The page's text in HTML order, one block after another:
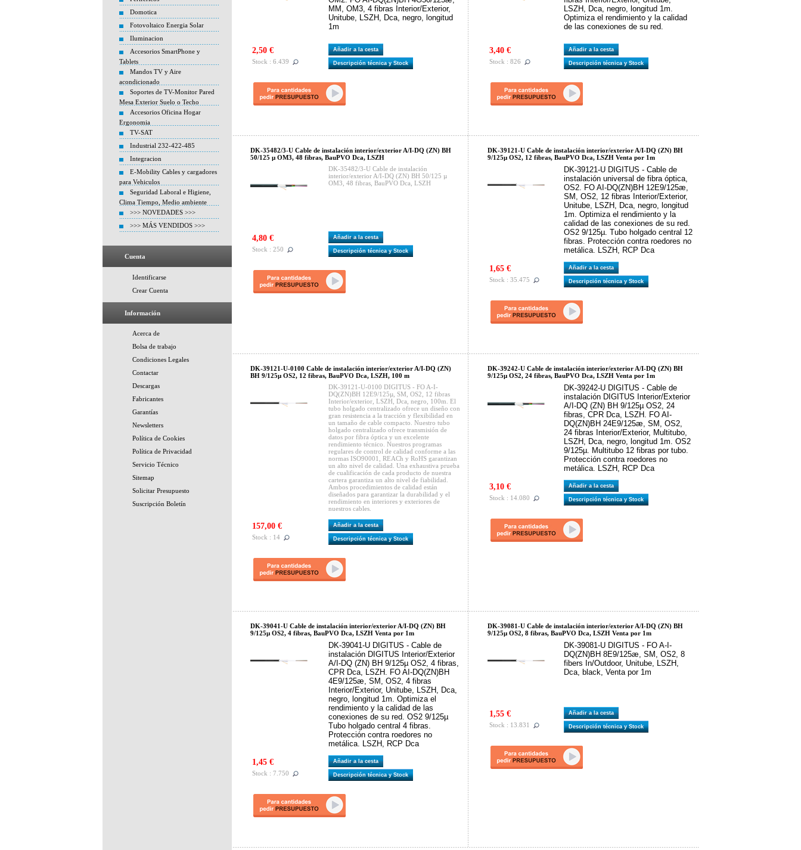
Domotica
Fotovoltaico Energia Solar
Iluminacion
Accesorios SmartPhone y
Tablets
Mandos TV y Aire
acondicionado
Soportes de TV-Monitor Pared
Mesa Exterior Suelo o Techo
Accesorios Oficina Hogar
Ergonomia
TV-SAT
Industrial 232-422-485
Integracion
E-Mobility Cables y cargadores
para Vehiculos
Seguridad Laboral e Higiene,
Clima Tiempo, Medio ambiente
>>> NOVEDADES >>>
>>> MÁS VENDIDOS >>>
Cuenta
Identificarse
Crear Cuenta
Información
Acerca de
Bolsa de trabajo
Condiciones Legales
Contactar
Descargas
Fabricantes
Garantías
Newsletters
Política de Cookies
Política de Privacidad
Servicio Técnico
Sitemap
Solicitar Presupuesto
Suscripción Boletín
MM, OM3, 4 fibras Interior/Exterior,
Unitube, LSZH, Dca, negro, longitud
1m
2,50 €
Stock : 6.439
Añadir a la cesta
Descripción técnica y Stock
LSZH, Dca, negro, longitud 1m.
Optimiza el rendimiento y la calidad
de las conexiones de su red.
3,40 €
Stock : 826
Añadir a la cesta
Descripción técnica y Stock
DK-35482/3-U Cable de instalación interior/exterior A/I-DQ (ZN) BH
50/125 µ OM3, 48 fibras, BauPVO Dca, LSZH
DK-35482/3-U Cable de instalación
interior/exterior A/I-DQ (ZN) BH 50/125 µ
OM3, 48 fibras, BauPVO Dca, LSZH
4,80 €
Stock : 250
Añadir a la cesta
Descripción técnica y Stock
DK-39121-U Cable de instalación interior/exterior A/I-DQ (ZN) BH
9/125µ OS2, 12 fibras, BauPVO Dca, LSZH Venta por 1m
DK-39121-U DIGITUS - Cable de
instalación universal de fibra óptica,
OS2. FO AI-DQ(ZN)BH 12E9/125æ,
SM, OS2, 12 fibras Interior/Exterior,
Unitube, LSZH, Dca, negro, longitud
1m. Optimiza el rendimiento y la
calidad de las conexiones de su red.
OS2 9/125µ. Tubo holgado central 12
fibras. Protección contra roedores no
metálica. LSZH, RCP Dca
1,65 €
Stock : 35.475
Añadir a la cesta
Descripción técnica y Stock
DK-39121-U-0100 Cable de instalación interior/exterior A/I-DQ (ZN)
BH 9/125µ OS2, 12 fibras, BauPVO Dca, LSZH, 100 m
DK-39121-U-0100 DIGITUS - FO A-I-
DQ(ZN)BH 12E9/125µ, SM, OS2, 12 fibras
Interior/exterior, LSZH, Dca, negro, 100m. El
tubo holgado centralizado ofrece un diseño con
gran resistencia a la tracción y flexibilidad en
un tamaño de cable compacto. Nuestro tubo
holgado centralizado ofrece transmisión de
datos por fibra óptica y un excelente
rendimiento técnico. Nuestros programas
regulares de control de calidad conforme a las
normas ISO90001, REACh y RoHS garantizan
un alto nivel de calidad. Una exhaustiva prueba
de cualificación de cada producto de nuestra
cartera garantiza un alto nivel de fiabilidad.
Ambos procedimientos de calidad están
diseñados para garantizar la durabilidad y el
rendimiento en interiores y exteriores de
nuestros cables.
157,00 €
Stock : 14
Añadir a la cesta
Descripción técnica y Stock
DK-39242-U Cable de instalación interior/exterior A/I-DQ (ZN) BH
9/125µ OS2, 24 fibras, BauPVO Dca, LSZH Venta por 1m
DK-39242-U DIGITUS - Cable de
instalación DIGITUS Interior/Exterior
A/I-DQ (ZN) BH 9/125µ OS2, 24
fibras, CPR Dca, LSZH. FO AI-
DQ(ZN)BH 24E9/125æ, SM, OS2,
24 fibras Interior/Exterior, Multitubo,
LSZH, Dca, negro, longitud 1m. OS2
9/125µ. Multitubo 12 fibras por tubo.
Protección contra roedores no
metálica. LSZH, RCP Dca
3,10 €
Stock : 14.080
Añadir a la cesta
Descripción técnica y Stock
DK-39041-U Cable de instalación interior/exterior A/I-DQ (ZN) BH
9/125µ OS2, 4 fibras, BauPVO Dca, LSZH Venta por 1m
DK-39041-U DIGITUS - Cable de
instalación DIGITUS Interior/Exterior
A/I-DQ (ZN) BH 9/125µ OS2, 4 fibras,
CPR Dca, LSZH. FO AI-DQ(ZN)BH
4E9/125æ, SM, OS2, 4 fibras
Interior/Exterior, Unitube, LSZH, Dca,
negro, longitud 1m. Optimiza el
rendimiento y la calidad de las
conexiones de su red. OS2 9/125µ
Tubo holgado central 4 fibras.
Protección contra roedores no
metálica. LSZH, RCP Dca
1,45 €
Stock : 7.750
Añadir a la cesta
Descripción técnica y Stock
DK-39081-U Cable de instalación interior/exterior A/I-DQ (ZN) BH
9/125µ OS2, 8 fibras, BauPVO Dca, LSZH Venta por 1m
DK-39081-U DIGITUS - FO A-I-
DQ(ZN)BH 8E9/125æ, SM, OS2, 8
fibers In/Outdoor, Unitube, LSZH,
Dca, black, Venta por 1m
1,55 €
Stock : 13.831
Añadir a la cesta
Descripción técnica y Stock